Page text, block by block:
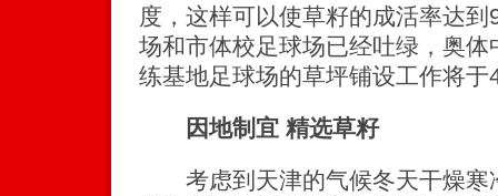
度，这样可以使草籽的成活率达
场和市体校足球场已经吐绿，奥
练基地足球场的草坪铺设工作将
因地制宜 精选草籽
考虑到天津的气候冬天干燥寒